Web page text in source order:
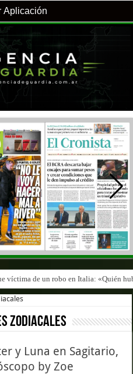
Aplicación
víctima de un robo en Italia: «Quién
zodiacales
y Luna en Sagitario,
by Zoe